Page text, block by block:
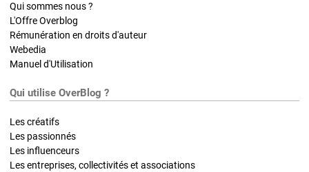
Qui sommes nous ?
L'Offre Overblog
Rémunération en droits d'auteur
Webedia
Manuel d'Utilisation
Qui utilise OverBlog ?
Les créatifs
Les passionnés
Les influenceurs
Les entreprises, collectivités et associations